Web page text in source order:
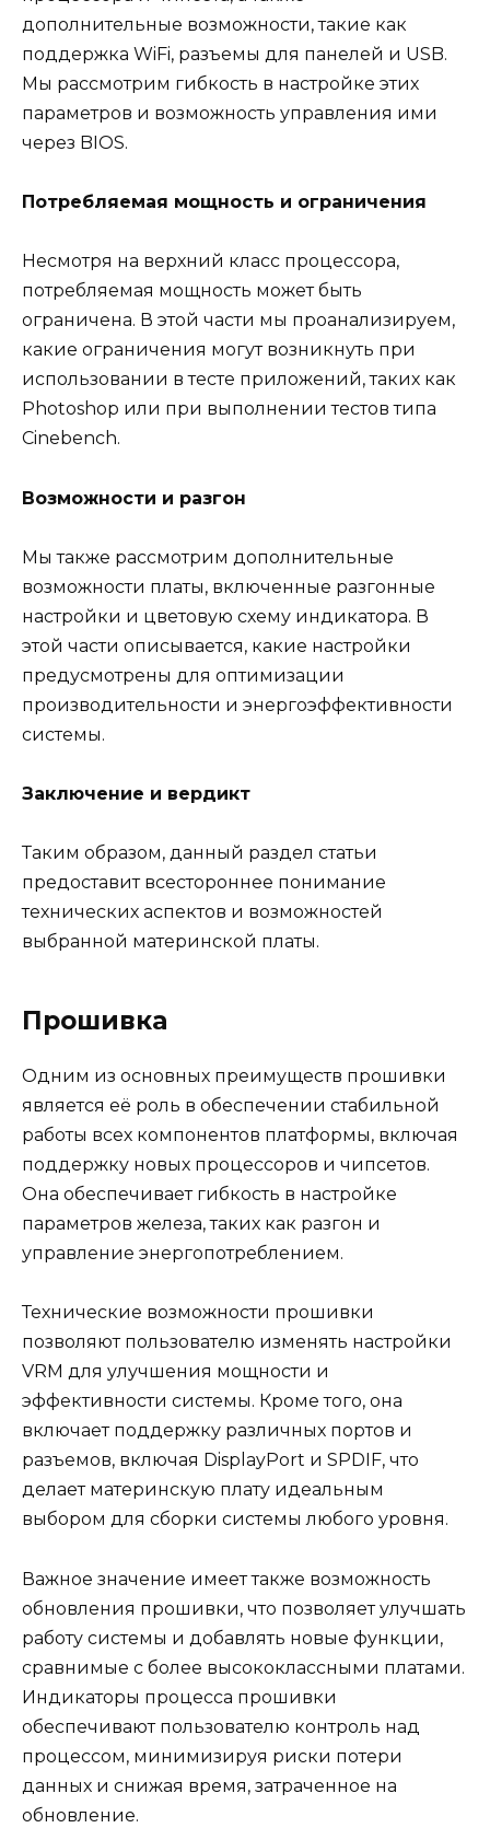
дополнительные возможности, такие как
поддержка WiFi, разъемы для панелей и USB.
Мы рассмотрим гибкость в настройке этих
параметров и возможность управления ими
через BIOS.
Потребляемая мощность и ограничения
Несмотря на верхний класс процессора,
потребляемая мощность может быть
ограничена. В этой части мы проанализируем,
какие ограничения могут возникнуть при
использовании в тесте приложений, таких как
Photoshop или при выполнении тестов типа
Cinebench.
Возможности и разгон
Мы также рассмотрим дополнительные
возможности платы, включенные разгонные
настройки и цветовую схему индикатора. В
этой части описывается, какие настройки
предусмотрены для оптимизации
производительности и энергоэффективности
системы.
Заключение и вердикт
Таким образом, данный раздел статьи
предоставит всестороннее понимание
технических аспектов и возможностей
выбранной материнской платы.
Прошивка
Одним из основных преимуществ прошивки
является её роль в обеспечении стабильной
работы всех компонентов платформы, включая
поддержку новых процессоров и чипсетов.
Она обеспечивает гибкость в настройке
параметров железа, таких как разгон и
управление энергопотреблением.
Технические возможности прошивки
позволяют пользователю изменять настройки
VRM для улучшения мощности и
эффективности системы. Кроме того, она
включает поддержку различных портов и
разъемов, включая DisplayPort и SPDIF, что
делает материнскую плату идеальным
выбором для сборки системы любого уровня.
Важное значение имеет также возможность
обновления прошивки, что позволяет улучшать
работу системы и добавлять новые функции,
сравнимые с более высококлассными платами.
Индикаторы процесса прошивки
обеспечивают пользователю контроль над
процессом, минимизируя риски потери
данных и снижая время, затраченное на
обновление.